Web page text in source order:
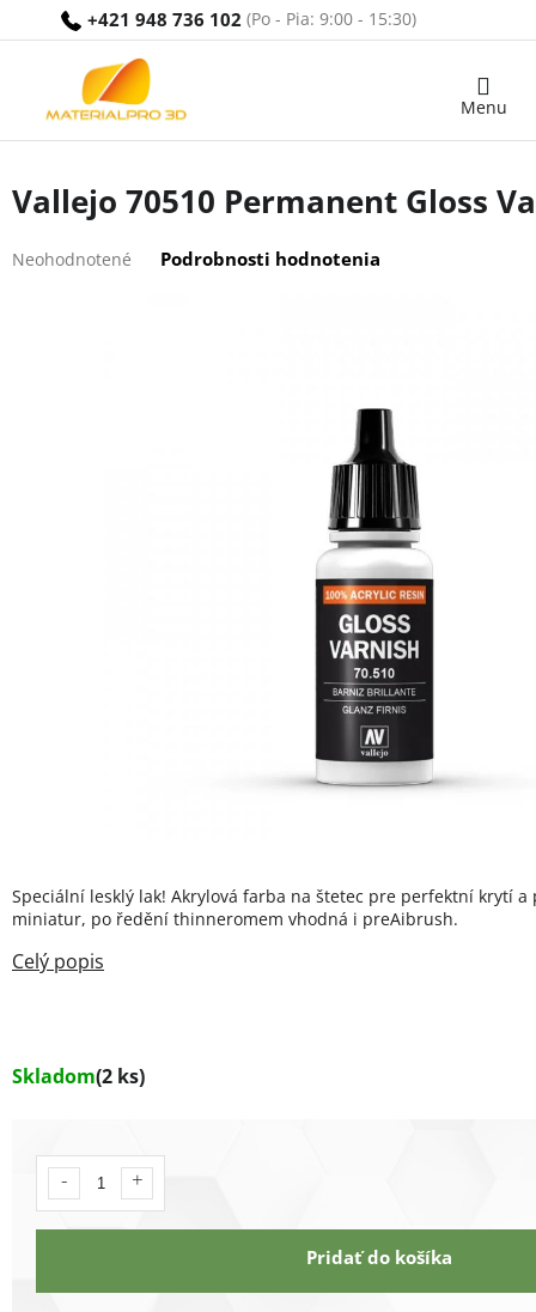
+421 948 736 102
Nákupný
Vallejo 70510 Permanent Gloss
hodnotenie
Neohodnotené Podrobnosti hodnotenia
Skladom(2 ks)
Pridať do košíka
Speciální lesklý lak! Akrylová farba na štetec pre perfektní krytí
miniatur, po ředění thinneromem vhodná i preAibrush.